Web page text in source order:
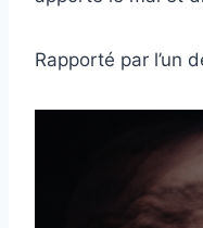
Rapporté par l’un